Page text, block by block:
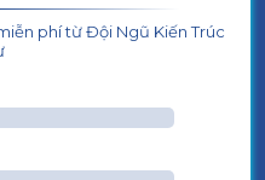
phí từ Đội Ngũ Kiến Trúc